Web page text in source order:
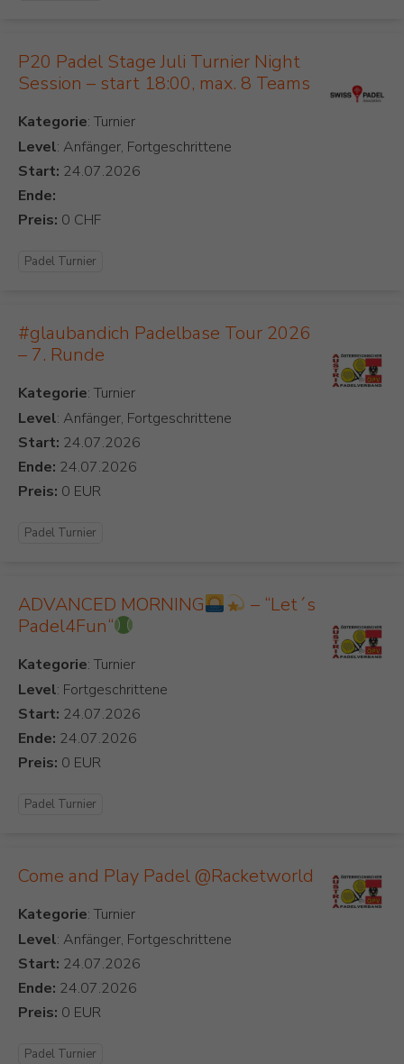
P20 Padel Stage Juli Turnier Night
Session – start 18:00, max. 8 Teams
Kategorie
Level: Anfänger, Fortgeschrittene
Start:
Ende:
Preis:
Padel Turnier
#glaubandich Padelbase Tour 2026
– 7. Runde
Kategorie
Level: Anfänger, Fortgeschrittene
Start:
Ende:
Preis:
Padel Turnier
ADVANCED MORNING
– “Let´s
Padel4Fun“
Kategorie
Level: Fortgeschrittene
Start:
Ende:
Preis:
Padel Turnier
Come and Play Padel @Racketworld
Kategorie
Level: Anfänger, Fortgeschrittene
Start:
Ende:
Preis:
Padel Turnier